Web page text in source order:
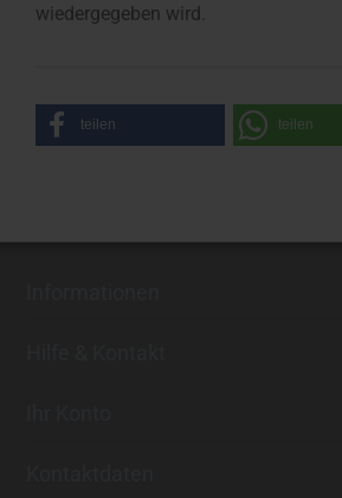
wiedergegeben wird.
teilen teilen